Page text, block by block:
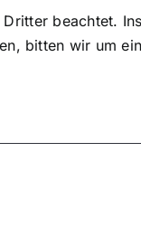
beachtet.
bitten wir um